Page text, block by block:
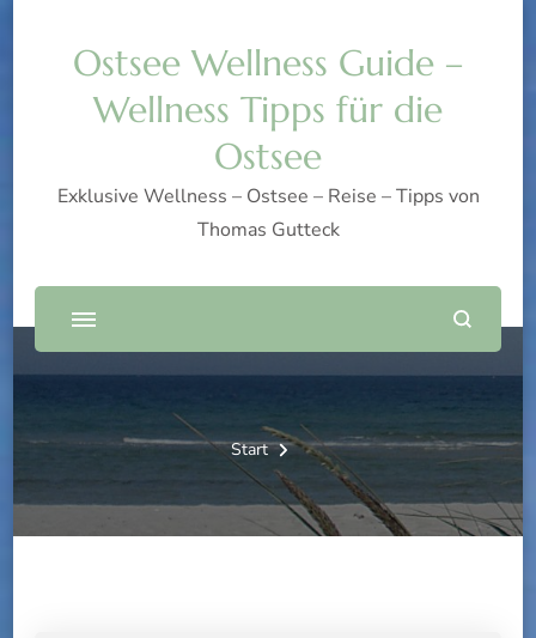
Ostsee Wellness Guide –
Wellness Tipps für die
Ostsee
Exklusive Wellness – Ostsee – Reise – Tipps von
Thomas Gutteck
Start